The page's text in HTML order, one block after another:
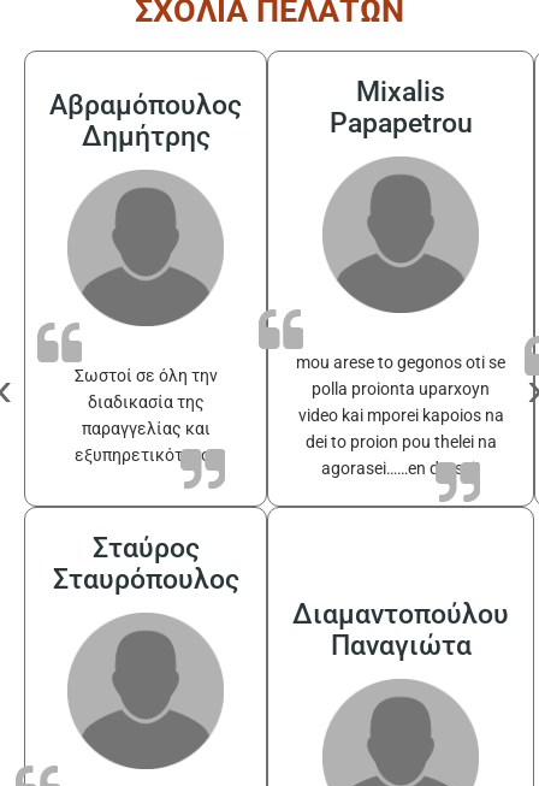
ΣΧΟΛΙΑ ΠΕΛΑΤΩΝ
Αβραμόπουλος
Δημήτρης
Σωστοί σε όλη την
διαδικασία της
παραγγελίας και
εξυπηρετικότατοι
Mixalis
Papapetrou
mou arese to gegonos oti se
polla proionta uparxoyn
video kai mporei kapoios na
dei to proion pou thelei na
agorasei……en drasei!
Σταύρος
Σταυρόπουλος
Διαμαντοπούλου
Παναγιώτα